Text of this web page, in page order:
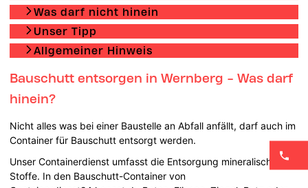
Was darf nicht hinein
Unser Tipp
Allgemeiner Hinweis
Bauschutt entsorgen in Wernberg - Was darf
hinein?
Nicht alles was bei einer Baustelle an Abfall anfällt, darf auch im
Container für Bauschutt entsorgt werden.
Unser Containerdienst umfasst die Entsorgung mineralischer
Stoffe. In den Bauschutt-Container von